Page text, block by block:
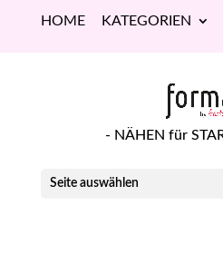
HOME KATEGORIEN
- NÄHEN für
Seite auswählen